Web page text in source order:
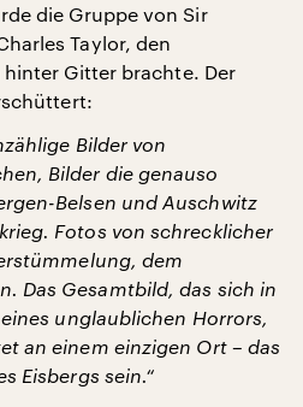
die Gruppe von Sir
Taylor, den
Gitter brachte. Der
Bilder von
Bilder die genauso
Belsen und Auschwitz
Fotos von schrecklicher
dem
Das Gesamtbild, das sich in
unglaublichen Horrors,
an einem einzigen Ort – das
Eisbergs sein.“